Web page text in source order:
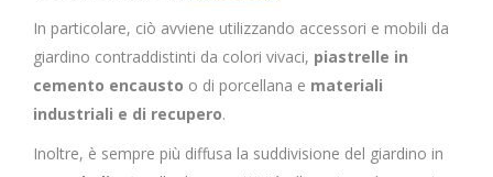
In particolare, ciò avviene utilizzando accessori e mobili da
giardino contraddistinti da colori vivaci, piastrelle in
cemento encausto o di porcellana e materiali
industriali e di recupero.
Inoltre, è sempre più diffusa la suddivisione del giardino in